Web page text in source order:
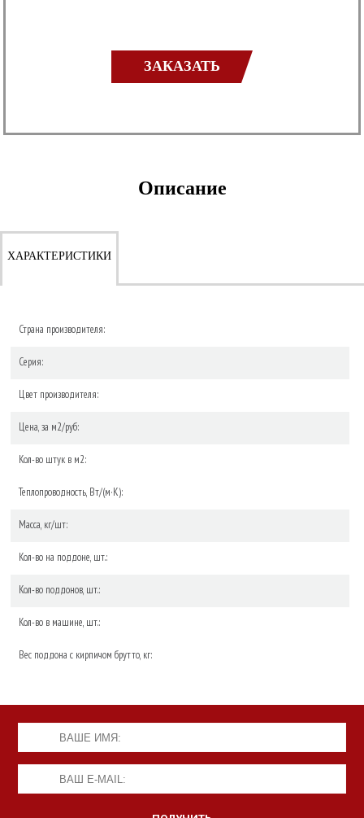
ЗАКАЗАТЬ
Описание
ХАРАКТЕРИСТИКИ
Страна производителя:
Серия:
Цвет производителя:
Цена, за м2/руб:
Кол-во штук в м2:
Теплопроводность, Вт/(м·К):
Масса, кг/шт:
Кол-во на поддоне, шт.:
Кол-во поддонов, шт.:
Кол-во в машине, шт.:
Вес поддона с кирпичом брутто, кг: